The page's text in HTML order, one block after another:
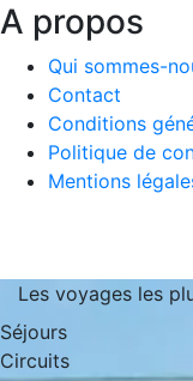
A propos
Qui sommes-
Contact
Conditions
Politique de
Mentions
Les voyages les
Séjours
Circuits